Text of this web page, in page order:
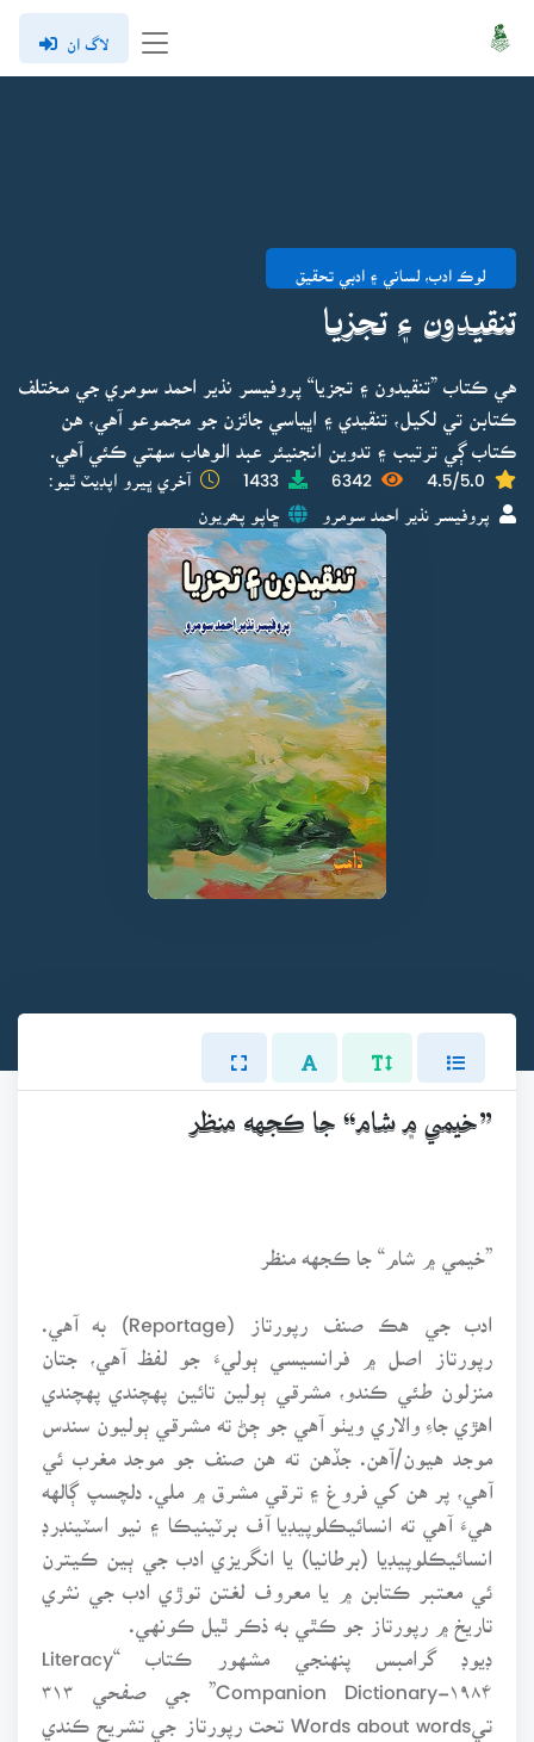
لاگ ان
لوڪ ادب، لساني ۽ ادبي تحقيق
تنقيدون ۽ تجزيا
هي ڪتاب ”تنقيدون ۽ تجزيا“ پروفيسر نذير احمد سومري جي مختلف
ڪتابن تي لکيل، تنقيدي ۽ اڀياسي جائزن جو مجموعو آهي، هن
ڪتاب ڳي ترتيب ۽ تدوين انجنيئر عبد الوهاب سهتي ڪئي آهي.
4.5/5.0
6342
1433 آخري ڀيرو اپڊيٽ ٿيو:
پروفيسر نذير احمد سومرو ڇاپو پھريون
”خيمي ۾ شام“ جا ڪجهه منظر
”خيمي ۾ شام“ جا ڪجهه منظر
ادب جي هڪ صنف رپورتاز (Reportage) به آهي.
رپورتاز اصل ۾ فرانسيسي ٻوليءَ جو لفظ آهي، جتان
منزلون طئي ڪندو، مشرقي ٻولين تائين پهچندي پهچندي
اهڙي جاءِ والاري ويٺو آهي جو ڄڻ ته مشرقي ٻوليون سندس
موجد هيون/آهن. جڏهن ته هن صنف جو موجد مغرب ئي
آهي، پر هن کي فروغ ۽ ترقي مشرق ۾ ملي. دلچسپ ڳالهه
هيءَ آهي ته انسائيڪلوپيڊيا آف برٽينيڪا ۽ نيو اسٽينڊرڊ
انسائيڪلوپيڊيا (برطانيا) يا انگريزي ادب جي ٻين ڪيترن
ئي معتبر ڪتابن ۾ يا معروف لغتن توڙي ادب جي نثري
تاريخ ۾ رپورتاز جو ڪٿي به ذڪر ٿيل ڪونهي.
ڊيوڊ گرامبس پنهنجي مشهور ڪتاب “Literacy
تيWords about words تحت رپورتاز جي تشريح ڪندي